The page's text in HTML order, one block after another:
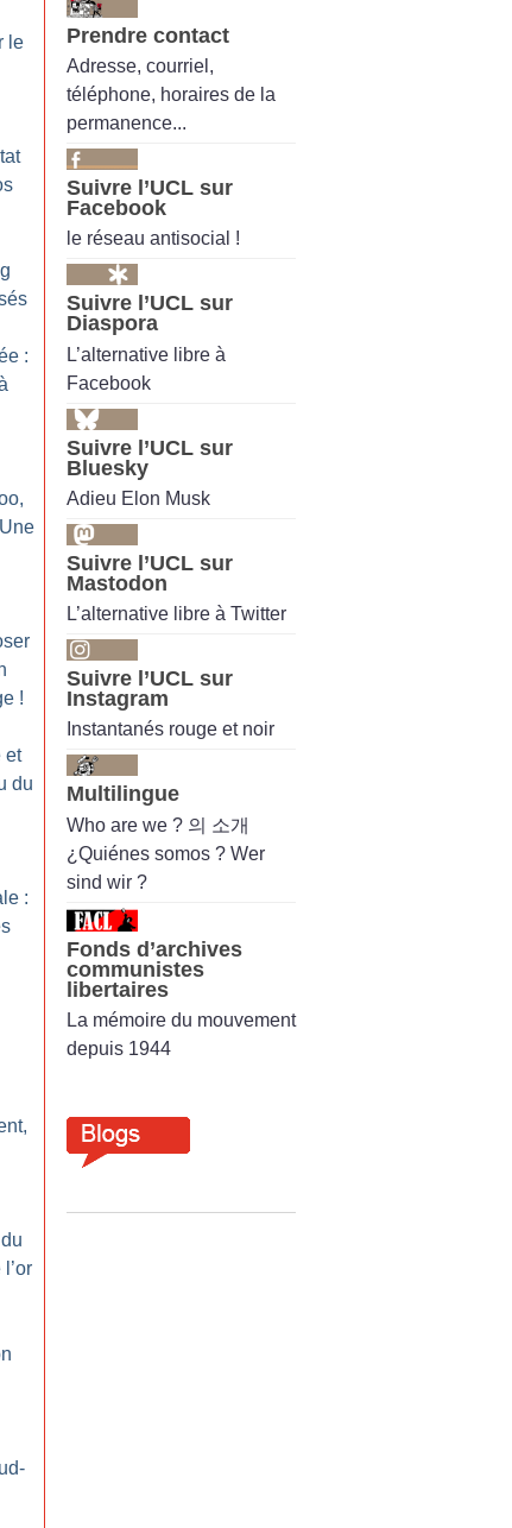
le
:
!
et
du
:
Prendre contact
Adresse, courriel,
téléphone, horaires de la
permanence...
Suivre l’UCL sur
Facebook
le réseau antisocial !
Suivre l’UCL sur
Diaspora
L’alternative libre à
Facebook
Suivre l’UCL sur
Bluesky
Adieu Elon Musk
Suivre l’UCL sur
Mastodon
L’alternative libre à Twitter
Suivre l’UCL sur
Instagram
Instantanés rouge et noir
Multilingue
Who are we ? 의 소개
¿Quiénes somos ? Wer
sind wir ?
Fonds d’archives
communistes
libertaires
La mémoire du mouvement
depuis 1944